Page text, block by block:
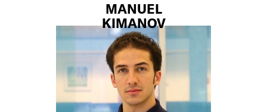
MANUEL
KIMANOV